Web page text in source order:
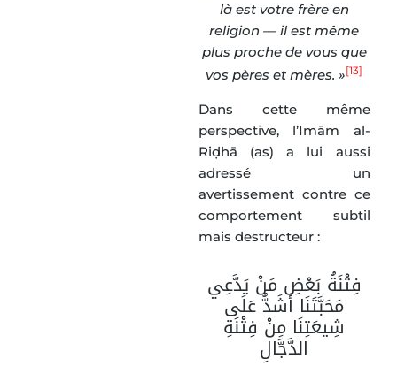
là est votre frère en
religion — il est même
plus proche de vous que
vos pères et mères. »[13]
Dans cette même
perspective, l’Imām al-
Riḍhā (as) a lui aussi
adressé un
avertissement contre ce
comportement subtil
mais destructeur :
فِتْنَةُ بَعْضِ مَنْ يَدَّعِي
مَحَبَّتَنَا أَشَدُّ عَلَى
شِيعَتِنَا مِنْ فِتْنَةِ
الدَّجَّالِ